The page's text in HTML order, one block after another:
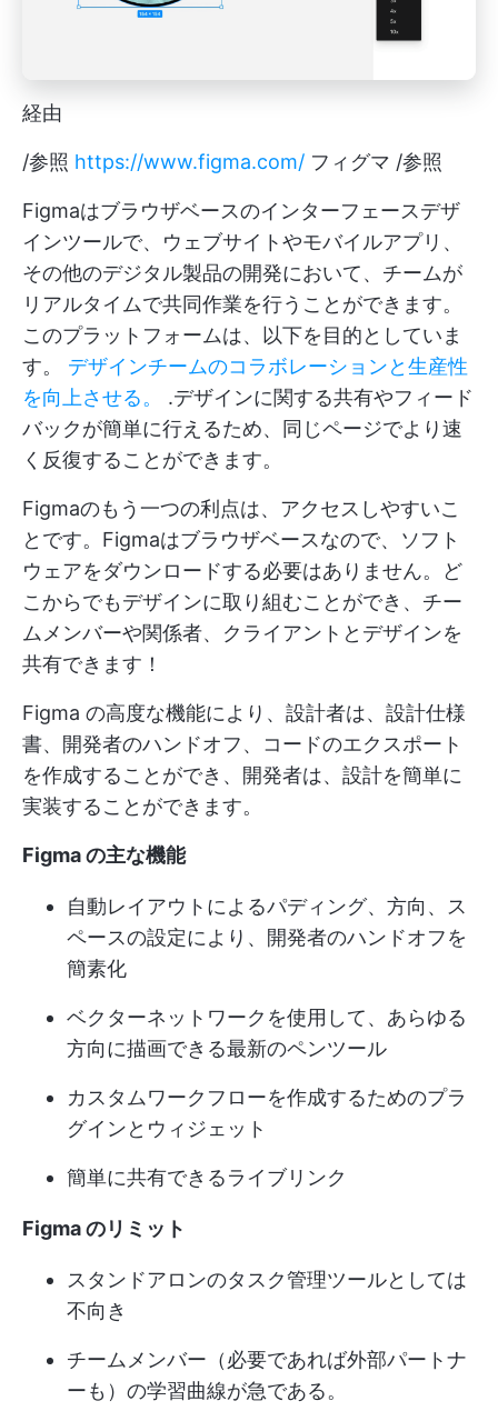
経由
/参照 https://www.figma.com/ フィグマ /参照
Figmaはブラウザベースのインターフェースデザ
インツールで、ウェブサイトやモバイルアプリ、
その他のデジタル製品の開発において、チームが
リアルタイムで共同作業を行うことができます。
このプラットフォームは、以下を目的としていま
す。 デザインチームのコラボレーションと生産性
を向上させる。
.デザインに関する共有やフィード
バックが簡単に行えるため、同じページでより速
く反復することができます。
Figmaのもう一つの利点は、アクセスしやすいこ
とです。Figmaはブラウザベースなので、ソフト
ウェアをダウンロードする必要はありません。ど
こからでもデザインに取り組むことができ、チー
ムメンバーや関係者、クライアントとデザインを
共有できます！
Figma の高度な機能により、設計者は、設計仕様
書、開発者のハンドオフ、コードのエクスポート
を作成することができ、開発者は、設計を簡単に
実装することができます。
Figma の主な機能
自動レイアウトによるパディング、方向、ス
ペースの設定により、開発者のハンドオフを
簡素化
ベクターネットワークを使用して、あらゆる
方向に描画できる最新のペンツール
カスタムワークフローを作成するためのプラ
グインとウィジェット
簡単に共有できるライブリンク
Figma のリミット
スタンドアロンのタスク管理ツールとしては
不向き
チームメンバー（必要であれば外部パートナ
ーも）の学習曲線が急である。